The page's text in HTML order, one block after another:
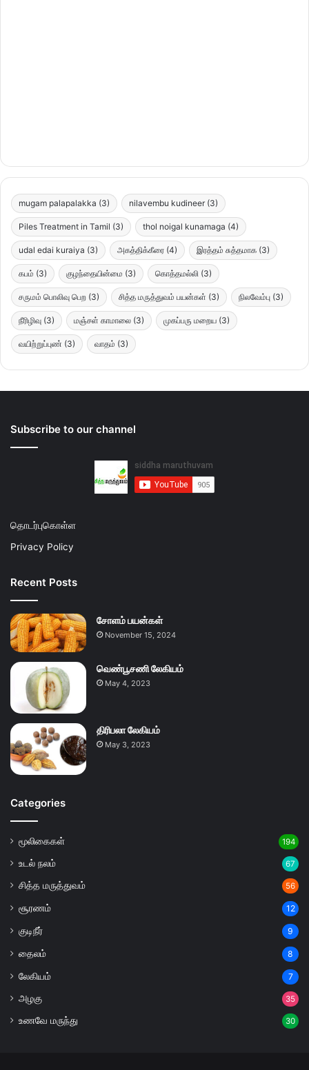
mugam palapalakka (3) nilavembu kudineer (3)
Piles Treatment in Tamil (3) thol noigal kunamaga (4)
udal edai kuraiya (3) அகத்திக்கீரை (4) இரத்தம் சுத்தமாக (3)
கபம் (3) குழந்தையின்மை (3) கொத்தமல்லி (3)
சருமம் பொலிவு பெற (3) சித்த மருத்துவம் பயன்கள் (3) நிலவேம்பு (3)
நீரிழிவு (3) மஞ்சள் காமாலை (3) முகப்பரு மறைய (3)
வயிற்றுப்புண் (3) வாதம் (3)
Subscribe to our channel
தொடர்புகொள்ள
Privacy Policy
Recent Posts
சோளம் பயன்கள்
November 15, 2024
வெண்பூசணி லேகியம்
May 4, 2023
திரிபலா லேகியம்
May 3, 2023
Categories
மூலிகைகள் 194
உடல் நலம் 67
சித்த மருத்துவம் 56
சூரணம் 12
குடிநீர் 9
தைலம் 8
லேகியம் 7
அழகு 35
உணவே மருந்து 30